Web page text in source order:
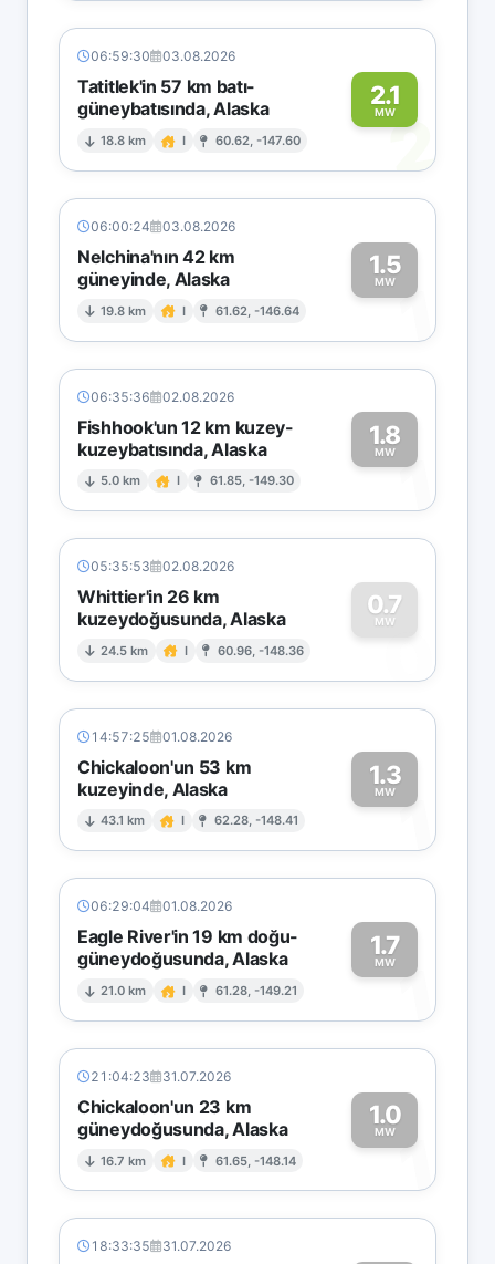
06:59:30 03.08.2026
Tatitlek'in 57 km batı-
güneybatısında, Alaska
18.8 km I 60.62, -147.60
2.1
MW2
06:00:24 03.08.2026
Nelchina'nın 42 km
güneyinde, Alaska
19.8 km I 61.62, -146.64
1.5
MW1
06:35:36 02.08.2026
Fishhook'un 12 km kuzey-
kuzeybatısında, Alaska
5.0 km I 61.85, -149.30
1.8
MW1
05:35:53 02.08.2026
Whittier'in 26 km
kuzeydoğusunda, Alaska
24.5 km I 60.96, -148.36
0.7
MW
0
14:57:25 01.08.2026
Chickaloon'un 53 km
kuzeyinde, Alaska
43.1 km I 62.28, -148.41
1.3
MW1
06:29:04 01.08.2026
Eagle River'in 19 km doğu-
güneydoğusunda, Alaska
21.0 km I 61.28, -149.21
1.7
MW1
21:04:23 31.07.2026
Chickaloon'un 23 km
güneydoğusunda, Alaska
16.7 km I 61.65, -148.14
1.0
MW1
18:33:35 31.07.2026